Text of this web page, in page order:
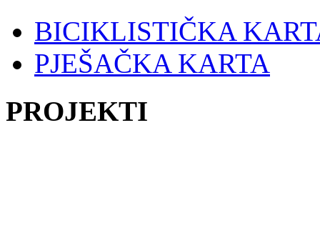
BICIKLISTIČKA
PJEŠAČKA KARTA
PROJEKTI